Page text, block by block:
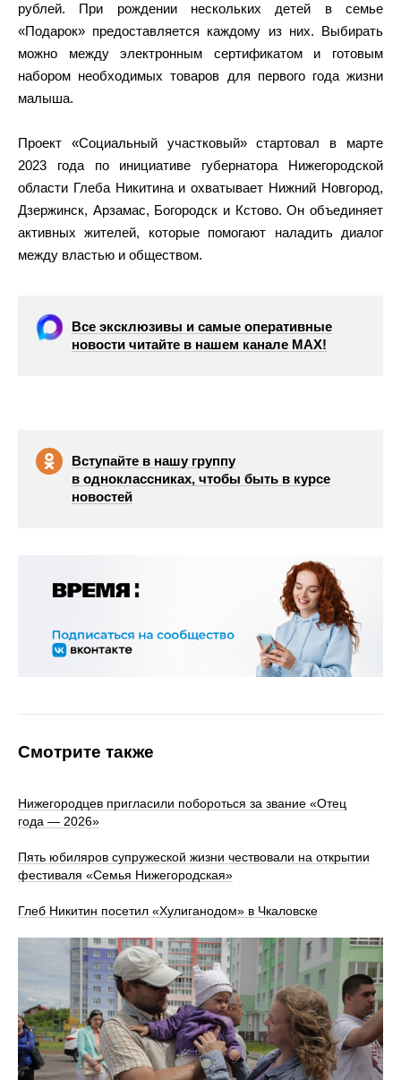
рублей. При рождении нескольких детей в семье
«Подарок» предоставляется каждому из них. Выбирать
можно между электронным сертификатом и готовым
набором необходимых товаров для первого года жизни
малыша.
Проект «Социальный участковый» стартовал в марте
2023 года по инициативе губернатора Нижегородской
области Глеба Никитина и охватывает Нижний Новгород,
Дзержинск, Арзамас, Богородск и Кстово. Он объединяет
активных жителей, которые помогают наладить диалог
между властью и обществом.
Все эксклюзивы и самые оперативные
новости читайте в нашем канале МАХ!
Вступайте в нашу группу
в одноклассниках, чтобы быть в курсе
новостей
Смотрите также
Нижегородцев пригласили побороться за звание «Отец
года — 2026»
Пять юбиляров супружеской жизни чествовали на открытии
фестиваля «Семья Нижегородская»
Глеб Никитин посетил «Хулиганодом» в Чкаловске